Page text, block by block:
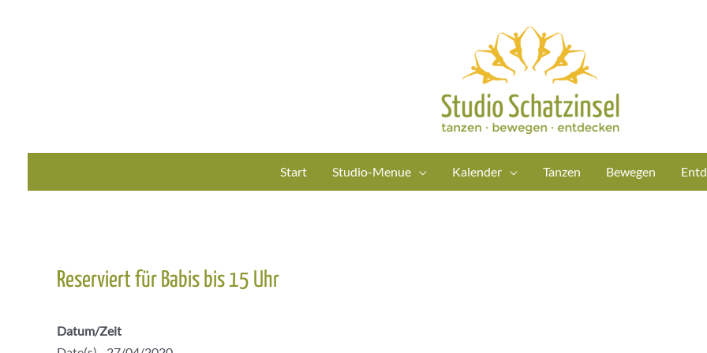
Start Studio-Menue Kalender Tanzen Bewegen
Reserviert für Babis bis 15 Uhr
Datum/Zeit